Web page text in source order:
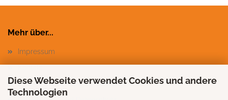
Diese Webseite verwendet Cookies und andere
Technologien
Mehr über...
Impressum
Versand- & Zahlungsbedingungen